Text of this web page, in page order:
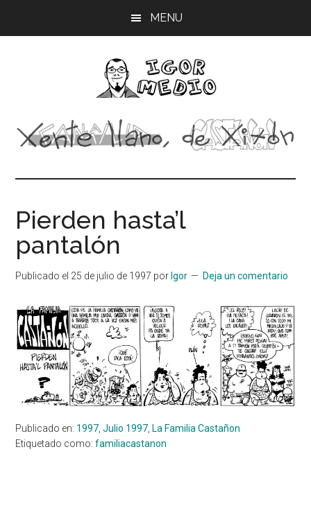
MENU
Igor
Medio
dibujante
Pierden hasta’l
pantalón
Publicado el 25 de julio de 1997 por Igor Deja un comentario
Publicado en: 1997 ,Julio 1997 La Familia Castañon
Etiquetado como:familiacastanon